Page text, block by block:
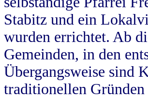
Stabitz und ein
wurden errichtet. Ab
Gemeinden, in den
Übergangsweise sind
traditionellen